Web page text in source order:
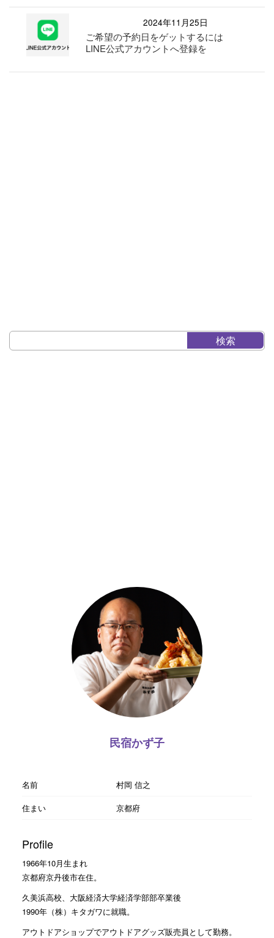
2024年11月25日
ご希望の予約日をゲットするには
LINE公式アカウントへ登録を
民宿かず子
名前
村岡 信之
住まい
京都府
Profile
1966年10月生まれ
京都府京丹後市在住。
久美浜高校、大阪経済大学経済学部部卒業後
1990年（株）キタガワに就職。
アウトドアショップでアウトドアグッズ販売員として勤務。